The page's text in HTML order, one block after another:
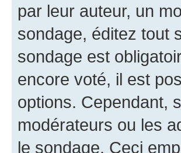
par leur auteur, un
sondage, éditez tout
sondage est
encore voté, il est
options. Cependant,
modérateurs ou les
le sondage. Ceci